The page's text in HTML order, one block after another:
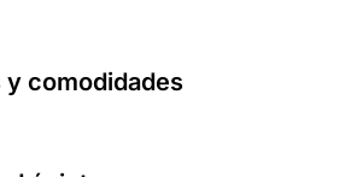
comodidades